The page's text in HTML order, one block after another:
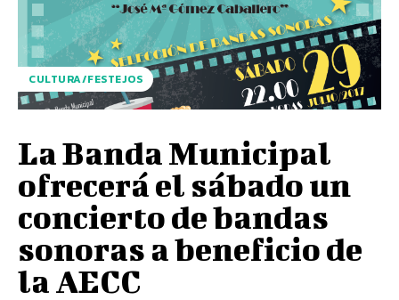
CULTURA/FESTEJOS
La Banda Municipal
ofrecerá el sábado un
concierto de bandas
sonoras a beneficio de
la AECC